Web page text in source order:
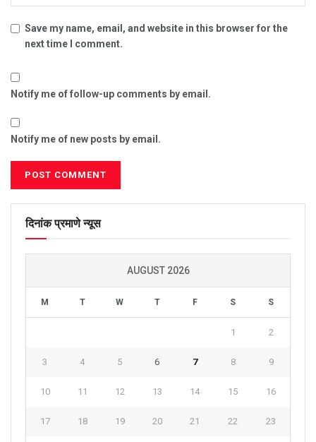
Save my name, email, and website in this browser for the
next time I comment.
Notify me of follow-up comments by email.
Notify me of new posts by email.
दिनांक प्रमाणे न्यूस
AUGUST 2026
M T W T F S S
1 2
3 4 5 6 7 8 9
10 11 12 13 14 15 16
17 18 19 20 21 22 23